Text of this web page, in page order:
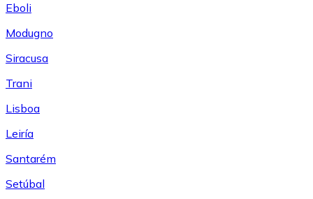
Eboli
Modugno
Siracusa
Trani
Lisboa
Leiría
Santarém
Setúbal